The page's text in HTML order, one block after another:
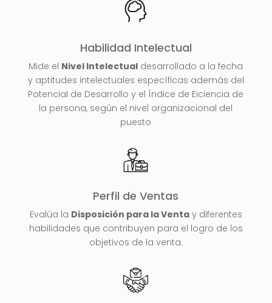
Habilidad Intelectual
Mide el Nivel Intelectual desarrollado a la fecha
y aptitudes intelectuales específicas además del
Potencial de Desarrollo y el Índice de Eiciencia de
la persona, según el nivel organizacional del
puesto
Perfil de Ventas
Evalúa la Disposición para la Ventay diferentes
habilidades que contribuyen para el logro de los
objetivos de la venta.